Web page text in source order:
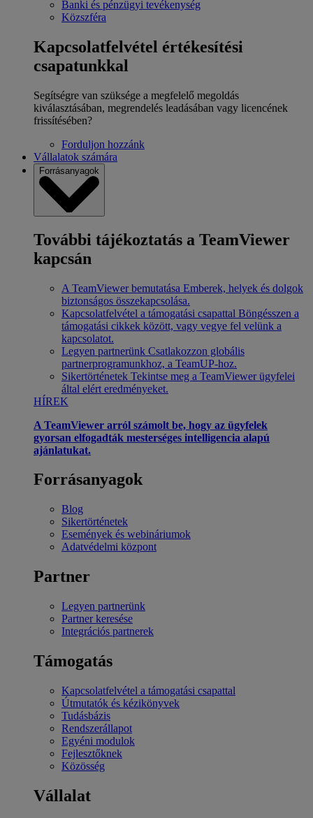
Banki és pénzügyi tevékenység
Közszféra
Kapcsolatfelvétel értékesítési
csapatunkkal
Segítségre van szüksége a megfelelő megoldás
kiválasztásában, megrendelés leadásában vagy licencének
frissítésében?
Forduljon hozzánk
Vállalatok számára
Forrásanyagok
További tájékoztatás a TeamViewer
kapcsán
A TeamViewer bemutatása Emberek, helyek és dolgok
biztonságos összekapcsolása.
Kapcsolatfelvétel a támogatási csapattal Böngésszen a
támogatási cikkek között, vagy vegye fel velünk a
kapcsolatot.
Legyen partnerünk Csatlakozzon globális
partnerprogramunkhoz, a TeamUP-hoz.
Sikertörténetek Tekintse meg a TeamViewer ügyfelei
által elért eredményeket.
HÍREK
A TeamViewer arról számolt be, hogy az ügyfelek
gyorsan elfogadták mesterséges intelligencia alapú
ajánlatukat.
Forrásanyagok
Blog
Sikertörténetek
Események és webináriumok
Adatvédelmi központ
Partner
Legyen partnerünk
Partner keresése
Integrációs partnerek
Támogatás
Kapcsolatfelvétel a támogatási csapattal
Útmutatók és kézikönyvek
Tudásbázis
Rendszerállapot
Egyéni modulok
Fejlesztőknek
Közösség
Vállalat